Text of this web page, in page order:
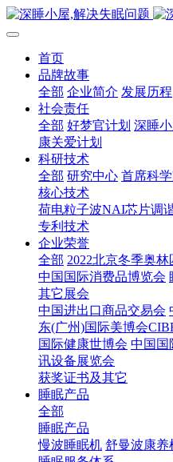
首页
品牌故事
全部 企业简介 发展历程
社会责任
全部 好梦官计划 深睡
康关爱计划
科研技术
全部 研究中心 首席科
核心技术
荷电粒子波NAI芯片调
专利技术
企业荣誉
全部 2022北京冬季奥
中国国际消费品博览会
其它展会
中国进出口商品交易会
东(广州)国际美博会
国际健康世博会 中国国
讯设备展览会
获奖证书及其它
睡眠产品
全部
睡眠产品
慢波睡眠机 舒曼波康养